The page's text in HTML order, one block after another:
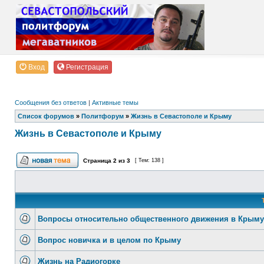
Вход Регистрация
Сообщения без ответов | Активные темы
Список форумов » Политфорум » Жизнь в Севастополе и Крыму
Жизнь в Севастополе и Крыму
Страница 2 из 3 [ Тем: 138 ]
Вопросы относительно общественного движения в Крыму
Вопрос новичка и в целом по Крыму
Жизнь на Радиогорке